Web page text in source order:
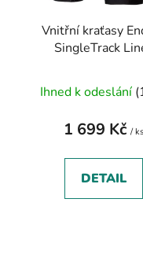
Vnitřní kraťasy
SingleTrack
Ihned k odeslání
1 699 Kč / ks
DETAIL